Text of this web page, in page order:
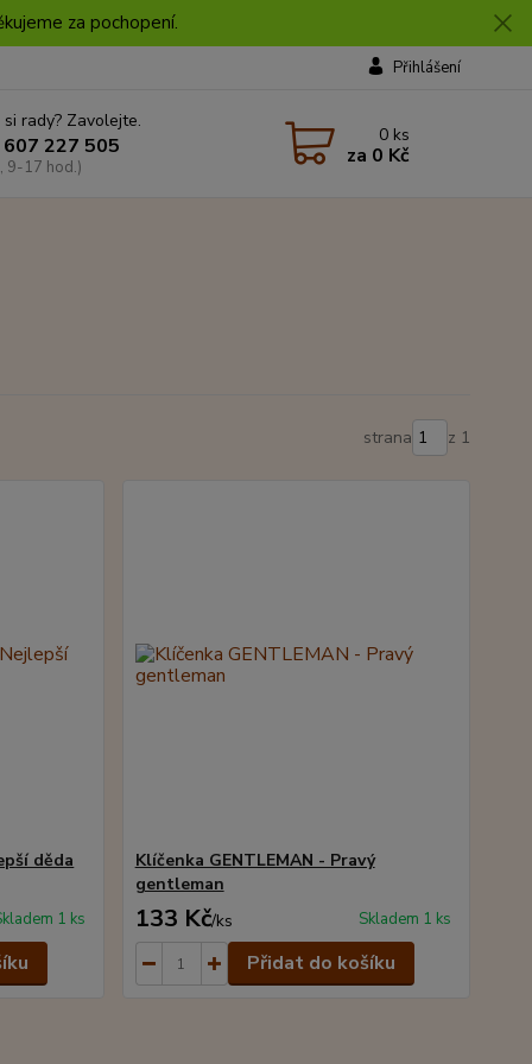
za pochopení.
Přihlášení
rady? Zavolejte.
227 505
9-17 hod.)
0 ks
za 0 Kč
strana z 1
děda
1 ks
Klíčenka GENTLEMAN - Pravý
gentleman
133 Kč/ks Skladem 1 ks
Přidat do košíku